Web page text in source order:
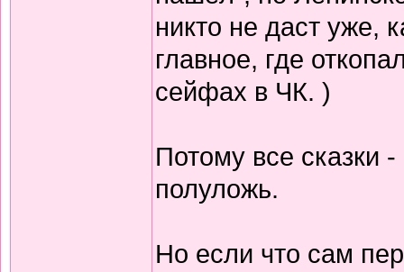
никто не даст уже,
главное, где
сейфах в ЧК. )
Потому все сказки
полуложь.
Но если что сам